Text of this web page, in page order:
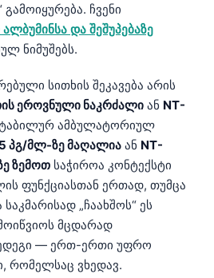
ჩვენი
და შეშუპებაზე
ნიმუშებს.
სითხის შეკავება არის
ეროვნული ნაკრძალი ან NT-
ამბულატორიულ
პგ/მლ-ზე მაღალია ან NT-
ზემოთ საჭიროა კონტექსტი
ფუნქციასთან ერთად, თუმცა
„ჩაახშოს“ ეს
მცდარად
— ერთ-ერთი უფრო
რომელსაც ვხედავ.